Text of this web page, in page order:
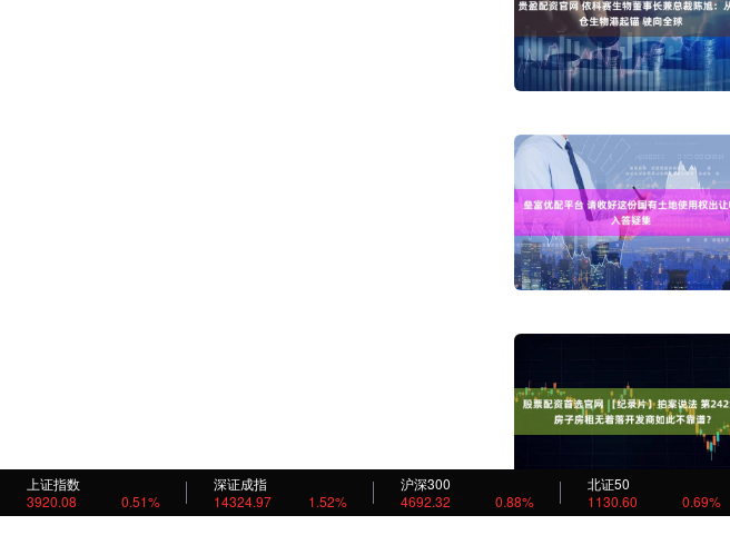
上证指数
3920.08
0.51%
深证成指
14324.97
1.52%
沪深300
4692.32
0.88%
北证50
1130.60
0.69%